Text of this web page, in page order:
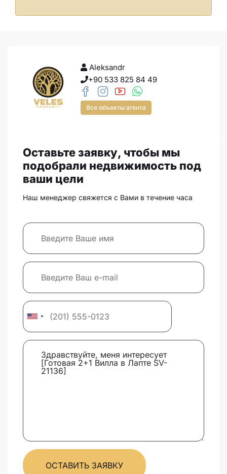
Aleksandr
+90 533 825 84 49
Все объекты агента
Оставьте заявку, чтобы мы
подобрали недвижимость под
ваши цели
Наш менеджер свяжется с Вами в течение часа
ОСТАВИТЬ ЗАЯВКУ